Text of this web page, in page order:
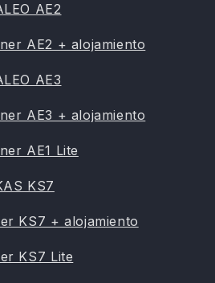
AE2
AE2 + alojamiento
AE3
AE3 + alojamiento
AE1 Lite
KS7
KS7 + alojamiento
KS7 Lite